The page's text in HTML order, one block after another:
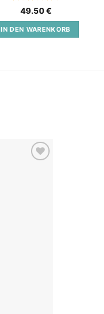
Bewertet
mit5von
5
49.50€
IN DEN WARENKORB